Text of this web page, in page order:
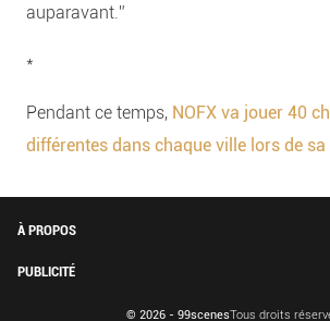
auparavant.”
*
Pendant ce temps, NOFX va jouer 40
différentes dans chaque ville lors de sa
À PROPOS
PUBLICITÉ
© 2026 - 99scenesTous droits